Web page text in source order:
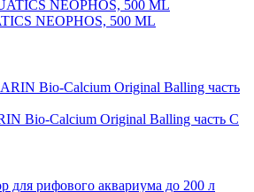
NEOPHOS, 500 ML
Bio-Calcium Original Balling часть C